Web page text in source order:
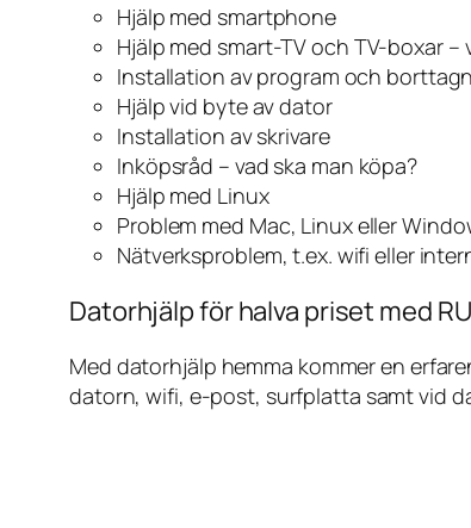
Hjälp med smartphone
Hjälp med smart-TV och TV-boxar
Installation av program och
Hjälp vid byte av dator
Installation av skrivare
Inköpsråd – vad ska man köpa?
Hjälp med Linux
Problem med Mac, Linux eller
Nätverksproblem, t.ex. wifi eller
Datorhjälp för halva priset med
Med datorhjälp hemma kommer en
datorn, wifi, e-post, surfplatta samt vid